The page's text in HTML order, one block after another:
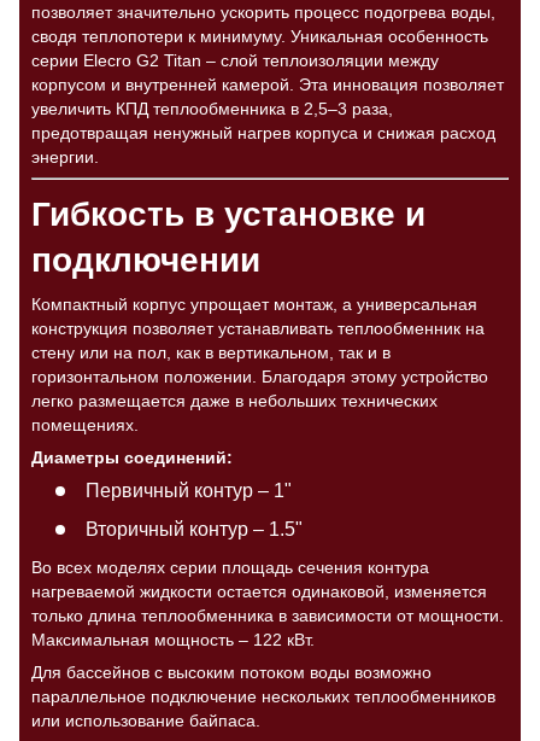
позволяет значительно ускорить процесс подогрева воды,
сводя теплопотери к минимуму. Уникальная особенность
серии Elecro G2 Titan – слой теплоизоляции между
корпусом и внутренней камерой. Эта инновация позволяет
увеличить КПД теплообменника в 2,5–3 раза,
предотвращая ненужный нагрев корпуса и снижая расход
энергии.
Гибкость в установке и
подключении
Компактный корпус упрощает монтаж, а универсальная
конструкция позволяет устанавливать теплообменник на
стену или на пол, как в вертикальном, так и в
горизонтальном положении. Благодаря этому устройство
легко размещается даже в небольших технических
помещениях.
Диаметры соединений:
Первичный контур – 1"
Вторичный контур – 1.5"
Во всех моделях серии площадь сечения контура
нагреваемой жидкости остается одинаковой, изменяется
только длина теплообменника в зависимости от мощности.
Максимальная мощность – 122 кВт.
Для бассейнов с высоким потоком воды возможно
параллельное подключение нескольких теплообменников
или использование байпаса.